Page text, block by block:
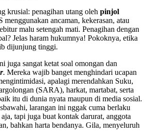
krusial: penagihan utang oleh pinjol
ancaman, kekerasan, atau
malu setengah mati. Penagihan dengan
Jelas haram hukumnya! Pokoknya, etika
dijunjung tinggi.
juga sangat ketat soal omongan dan
. Mereka wajib banget menghindari ucapan
apalagi merendahkan Suku,
(SARA), harkat, martabat, serta
itu di dunia nyata maupun di media sosial.
larangan ini nggak cuma berlaku
tapi juga buat kontak darurat, anggota
bahkan harta bendanya. Gila, menyeluruh